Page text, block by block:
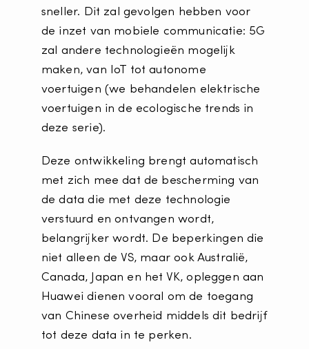
sneller. Dit zal gevolgen hebben voor
de inzet van mobiele communicatie: 5G
zal andere technologieën mogelijk
maken, van IoT tot autonome
voertuigen (we behandelen elektrische
voertuigen in de ecologische trends in
deze serie).
Deze ontwikkeling brengt automatisch
met zich mee dat de bescherming van
de data die met deze technologie
verstuurd en ontvangen wordt,
belangrijker wordt. De beperkingen die
niet alleen de VS, maar ook Australië,
Canada, Japan en het VK, opleggen aan
Huawei dienen vooral om de toegang
van Chinese overheid middels dit bedrijf
tot deze data in te perken.